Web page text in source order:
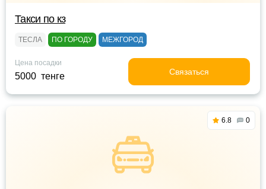
Такси по кз
ТЕСЛА ПО ГОРОДУ МЕЖГОРОД
Цена посадки
5000 тенге Связаться
6.8 0